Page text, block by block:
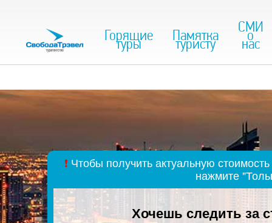
Горящие
туры Памятка
туристу
СМИ
о
нас
❗ Чтобы получить актуальную
нажмите
Хочешь следить за